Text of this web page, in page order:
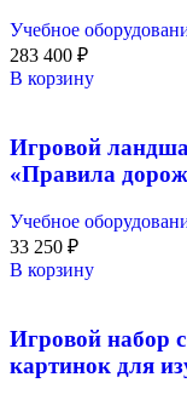
Учебное
283 400 ₽
В корзину
Игровой
«Правила
Учебное
33 250 ₽
В корзину
Игровой набор
картинок для